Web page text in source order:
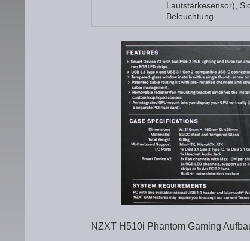
Lautstärkesensor),
Beleuchtung
NZXT H510i Phantom Gaming